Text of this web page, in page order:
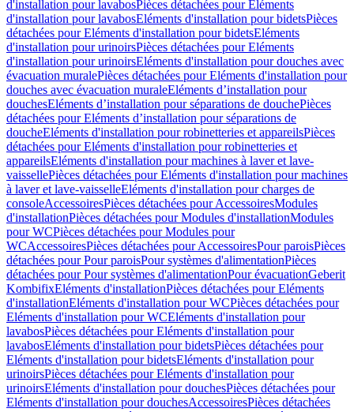
d'installation pour lavabosPièces détachées pour Eléments
d'installation pour lavabosEléments d'installation pour bidetsPièces
détachées pour Eléments d'installation pour bidetsEléments
d'installation pour urinoirsPièces détachées pour Eléments
d'installation pour urinoirsEléments d'installation pour douches avec
évacuation muralePièces détachées pour Eléments d'installation pour
douches avec évacuation muraleEléments d’installation pour
douchesEléments d’installation pour séparations de douchePièces
détachées pour Eléments d’installation pour séparations de
doucheEléments d'installation pour robinetteries et appareilsPièces
détachées pour Eléments d'installation pour robinetteries et
appareilsEléments d'installation pour machines à laver et lave-
vaissellePièces détachées pour Eléments d'installation pour machines
à laver et lave-vaisselleEléments d'installation pour charges de
consoleAccessoiresPièces détachées pour AccessoiresModules
d'installationPièces détachées pour Modules d'installationModules
pour WCPièces détachées pour Modules pour
WCAccessoiresPièces détachées pour AccessoiresPour paroisPièces
détachées pour Pour paroisPour systèmes d'alimentationPièces
détachées pour Pour systèmes d'alimentationPour évacuationGeberit
KombifixEléments d'installationPièces détachées pour Eléments
d'installationEléments d'installation pour WCPièces détachées pour
Eléments d'installation pour WCEléments d'installation pour
lavabosPièces détachées pour Eléments d'installation pour
lavabosEléments d'installation pour bidetsPièces détachées pour
Eléments d'installation pour bidetsEléments d'installation pour
urinoirsPièces détachées pour Eléments d'installation pour
urinoirsEléments d'installation pour douchesPièces détachées pour
Eléments d'installation pour douchesAccessoiresPièces détachées